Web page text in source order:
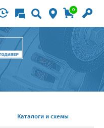
0
Каталоги и схемы